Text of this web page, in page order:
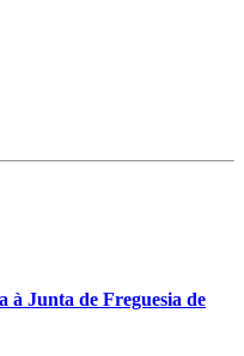
à Junta de Freguesia de